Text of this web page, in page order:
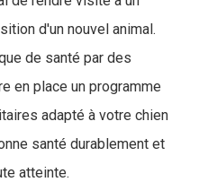
d'un nouvel animal.
de santé par des
en place un programme
adapté à votre chien
santé durablement et
atteinte.